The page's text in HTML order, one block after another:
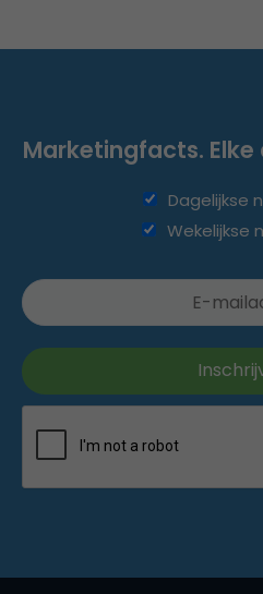
Marketingfacts. Elke
Dagelijkse
Wekelijkse